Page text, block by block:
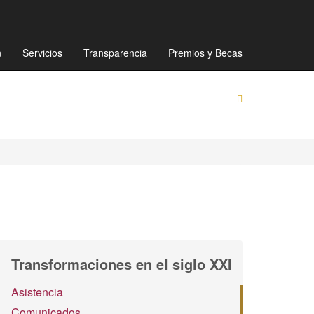
Servicios Transparencia Premios y Becas
Mapa de sitio Directorio Preguntas Frecuentes
Transformaciones en el siglo XXI
Asistencia